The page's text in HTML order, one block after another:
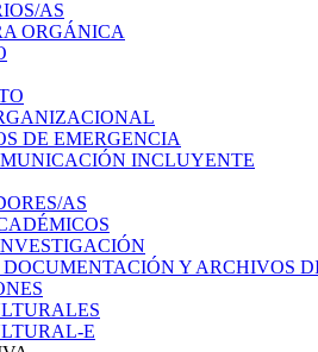
AS
ORGÁNICA
DE EMERGENCIA
INCLUYENTE
AS
Y ARCHIVOS
E